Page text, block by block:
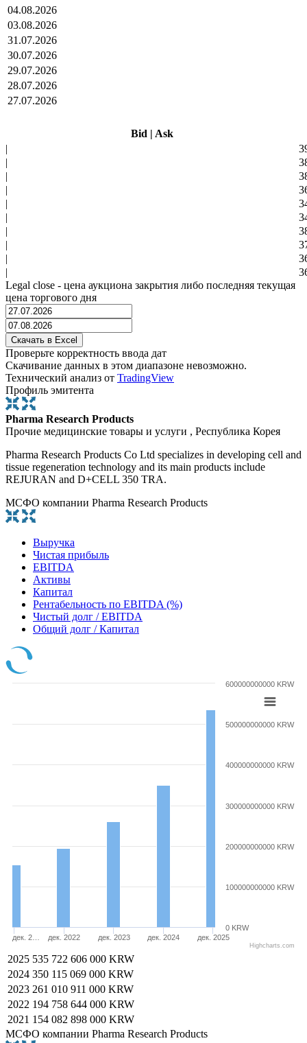
04.08.2026
03.08.2026
31.07.2026
30.07.2026
29.07.2026
28.07.2026
27.07.2026
Bid | Ask
|
|
|
|
|
|
|
|
|
|
Legal close - цена аукциона закрытия либо последняя текущая
цена торгового дня
Проверьте корректность ввода дат
Скачивание данных в этом диапазоне невозможно.
Технический анализ от TradingView
Профиль эмитента
Pharma Research Products
Прочие медицинские товары и услуги , Республика Корея
Pharma Research Products Co Ltd specializes in developing cell and
tissue regeneration technology and its main products include
REJURAN and D+CELL 350 TRA.
МСФО компании Pharma Research Products
Выручка
Чистая прибыль
EBITDA
Активы
Капитал
Рентабельность по EBITDA (%)
Чистый долг / EBITDA
Общий долг / Капитал
дек. 2… дек. 2022 дек. 2023 дек. 2024 дек. 2025
0 KRW
100000000000 KRW
200000000000 KRW
300000000000 KRW
400000000000 KRW
500000000000 KRW
600000000000 KRW
Highcharts.com
2025 535 722 606 000 KRW
2024 350 115 069 000 KRW
2023 261 010 911 000 KRW
2022 194 758 644 000 KRW
2021 154 082 898 000 KRW
МСФО компании Pharma Research Products